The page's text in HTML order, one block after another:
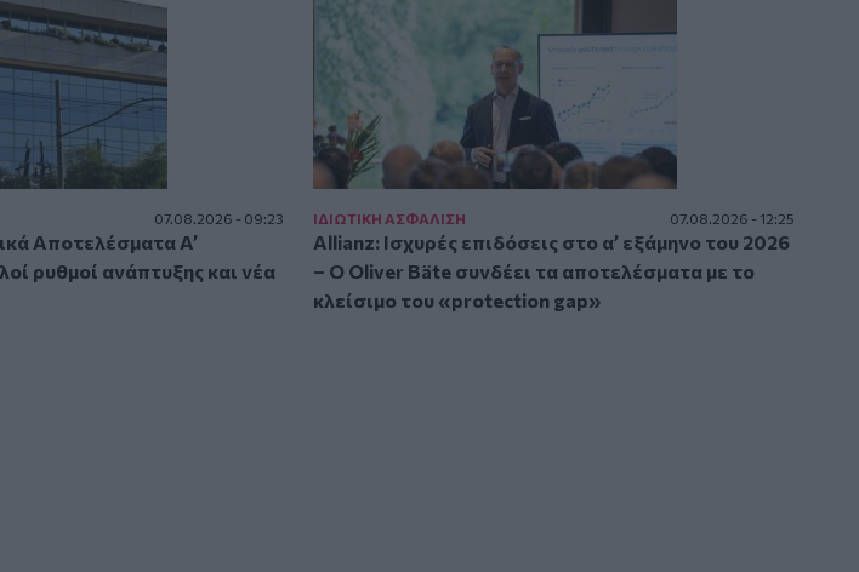
07.08.2026 - 09:23
Αποτελέσματα A’
ρυθμοί ανάπτυξης και νέα
ΙΔΙΩΤΙΚΗ ΑΣΦAΛΙΣΗ 07.08.2026 - 12:25
Allianz: Ισχυρές επιδόσεις στο α’ εξάμηνο του 2026
– Ο Oliver Bäte συνδέει τα αποτελέσματα με το
κλείσιμο του «protection gap»